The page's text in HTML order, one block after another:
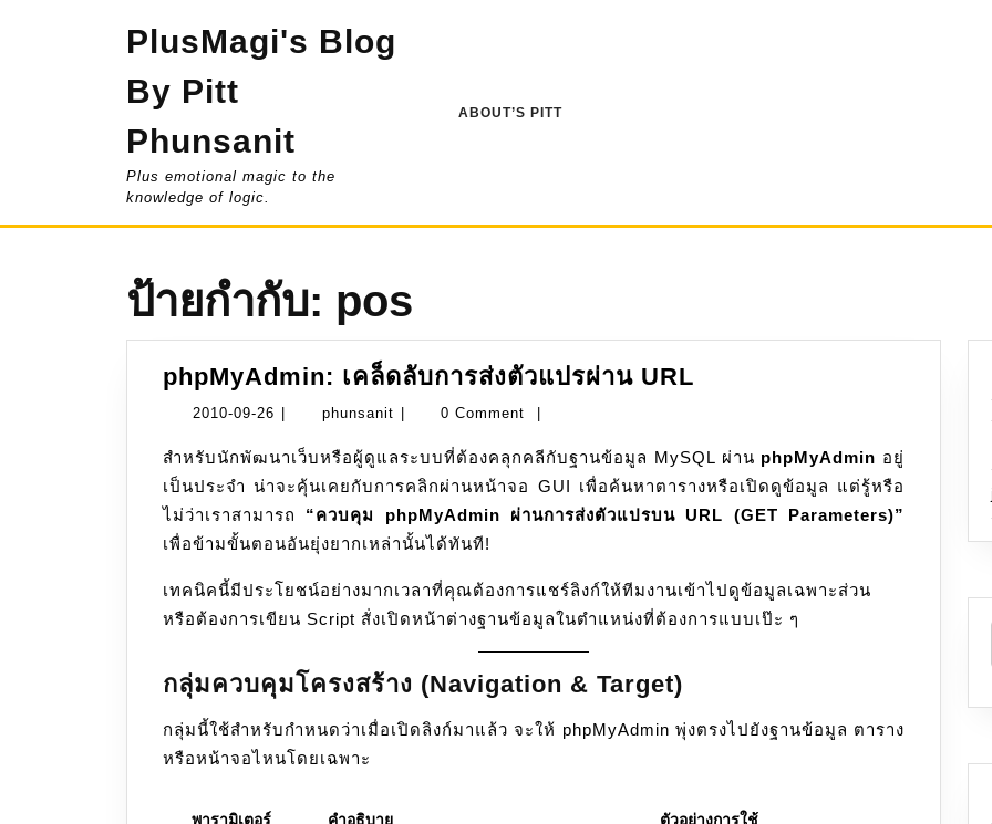
PlusMagi's Blog
By Pitt
Phunsanit
Plus emotional magic to the
knowledge of logic.
ABOUT’S PITT
ป้ายกำกับ: pos
phpMyAdmin: เคล็ดลับการส่งตัวแปรผ่าน URL
การ
ส่งตัว
แปร
URL
2010-09-26 2010-
26
phunsanit phunsanit0 Comment
สำหรับนักพัฒนาเว็บหรือผู้ดูแลระบบที่ต้องคลุกคลีกับฐานข้อมูล MySQL ผ่าน phpMyAdmin อยู่
เป็นประจำ น่าจะคุ้นเคยกับการคลิกผ่านหน้าจอ GUI เพื่อค้นหาตารางหรือเปิดดูข้อมูล แต่รู้หรือ
ไม่ว่าเราสามารถ “ควบคุม phpMyAdmin ผ่านการส่งตัวแปรบน URL (GET Parameters)”
เพื่อข้ามขั้นตอนอันยุ่งยากเหล่านั้นได้ทันที!
เทคนิคนี้มีประโยชน์อย่างมากเวลาที่คุณต้องการแชร์ลิงก์ให้ทีมงานเข้าไปดูข้อมูลเฉพาะส่วน
หรือต้องการเขียน Script สั่งเปิดหน้าต่างฐานข้อมูลในตำแหน่งที่ต้องการแบบเป๊ะ ๆ
กลุ่มควบคุมโครงสร้าง (Navigation & Target)
กลุ่มนี้ใช้สำหรับกำหนดว่าเมื่อเปิดลิงก์มาแล้ว จะให้ phpMyAdmin พุ่งตรงไปยังฐานข้อมูล ตาราง
หรือหน้าจอไหนโดยเฉพาะ
พารามิเตอร์ คำอธิบาย ตัวอย่างการใช้